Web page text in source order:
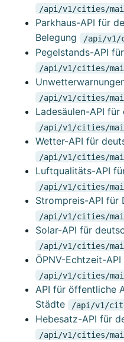
/api/v1/cities/
Parkhaus-API für
Belegung
/api/v1/
Pegelstands-API
/api/v1/cities/
/api/v1/cities/
Ladesäulen-API
/api/v1/cities/
Wetter-API für
/api/v1/cities/
Luftqualitäts-API
/api/v1/cities/
Strompreis-API für
/api/v1/cities/
Solar-API für
/api/v1/cities/
ÖPNV-Echtzeit-
/api/v1/cities/
API für öffentliche
Städte
/api/v1/
Hebesatz-API für
/api/v1/cities/